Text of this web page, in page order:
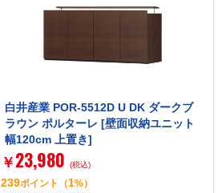
白井産業 POR-5512D U DK ダークブ
ラウン ポルターレ [壁面収納ユニット
幅120cm 上置き]
￥ 23,980 (税込)
239ポイント （1%）